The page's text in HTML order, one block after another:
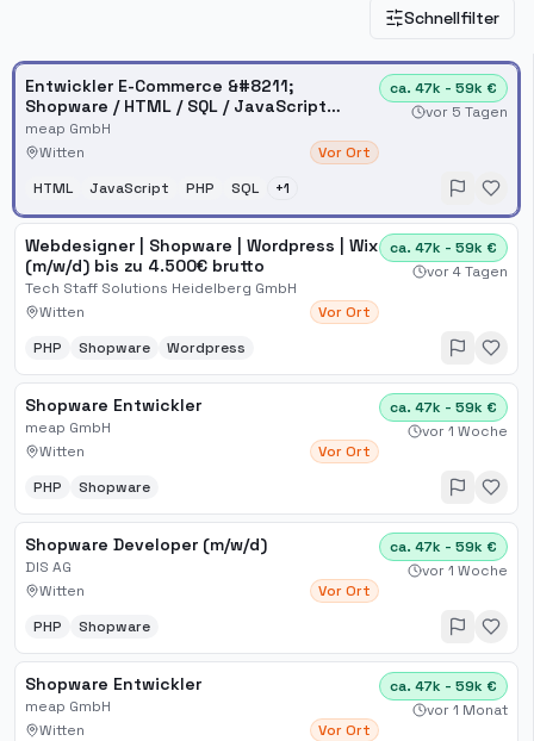
Schnellfilter
Entwickler E-Commerce &#8211;
Shopware / HTML / SQL / JavaScript
(m/w/d)
meap GmbH
Witten
Vor Ort
ca. 47k - 59k €
vor 5 Tagen
HTML JavaScript PHP SQL +1
Webdesigner | Shopware | Wordpress | Wix
(m/w/d) bis zu 4.500€ brutto
Tech Staff Solutions Heidelberg GmbH
Witten
Vor Ort
ca. 47k - 59k €
vor 4 Tagen
PHP Shopware Wordpress
Shopware Entwickler
meap GmbH
Witten
Vor Ort
ca. 47k - 59k €
vor 1 Woche
PHP Shopware
Shopware Developer (m/w/d)
DIS AG
Witten
Vor Ort
ca. 47k - 59k €
vor 1 Woche
PHP Shopware
Shopware Entwickler
meap GmbH
Witten
Vor Ort
ca. 47k - 59k €
vor 1 Monat